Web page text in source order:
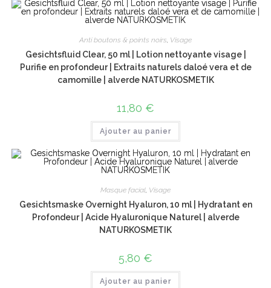
Anti boutons & points noirs Visage
Gesichtsfluid Clear, 50 ml | Lotion nettoyante visage |
Purifie en profondeur | Extraits naturels daloé vera et de
camomille | alverde NATURKOSMETIK
11,80 €
Ajouter au panier
Masque facial, Visage
Gesichtsmaske Overnight Hyaluron, 10 ml | Hydratant en
Profondeur | Acide Hyaluronique Naturel | alverde
NATURKOSMETIK
5,80 €
Ajouter au panier